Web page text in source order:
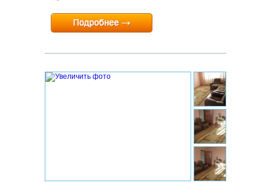
Минимальный срок:1 суток
Расчетный час:любой